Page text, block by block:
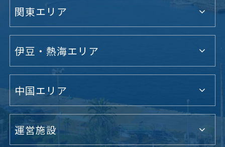
関東エリア
伊豆・熱海エリア
中国エリア
運営施設